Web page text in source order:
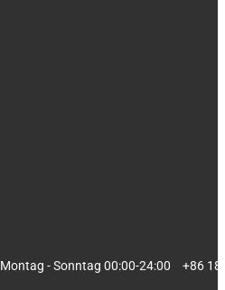
Montag - Sonntag 00:00-24:00 +86